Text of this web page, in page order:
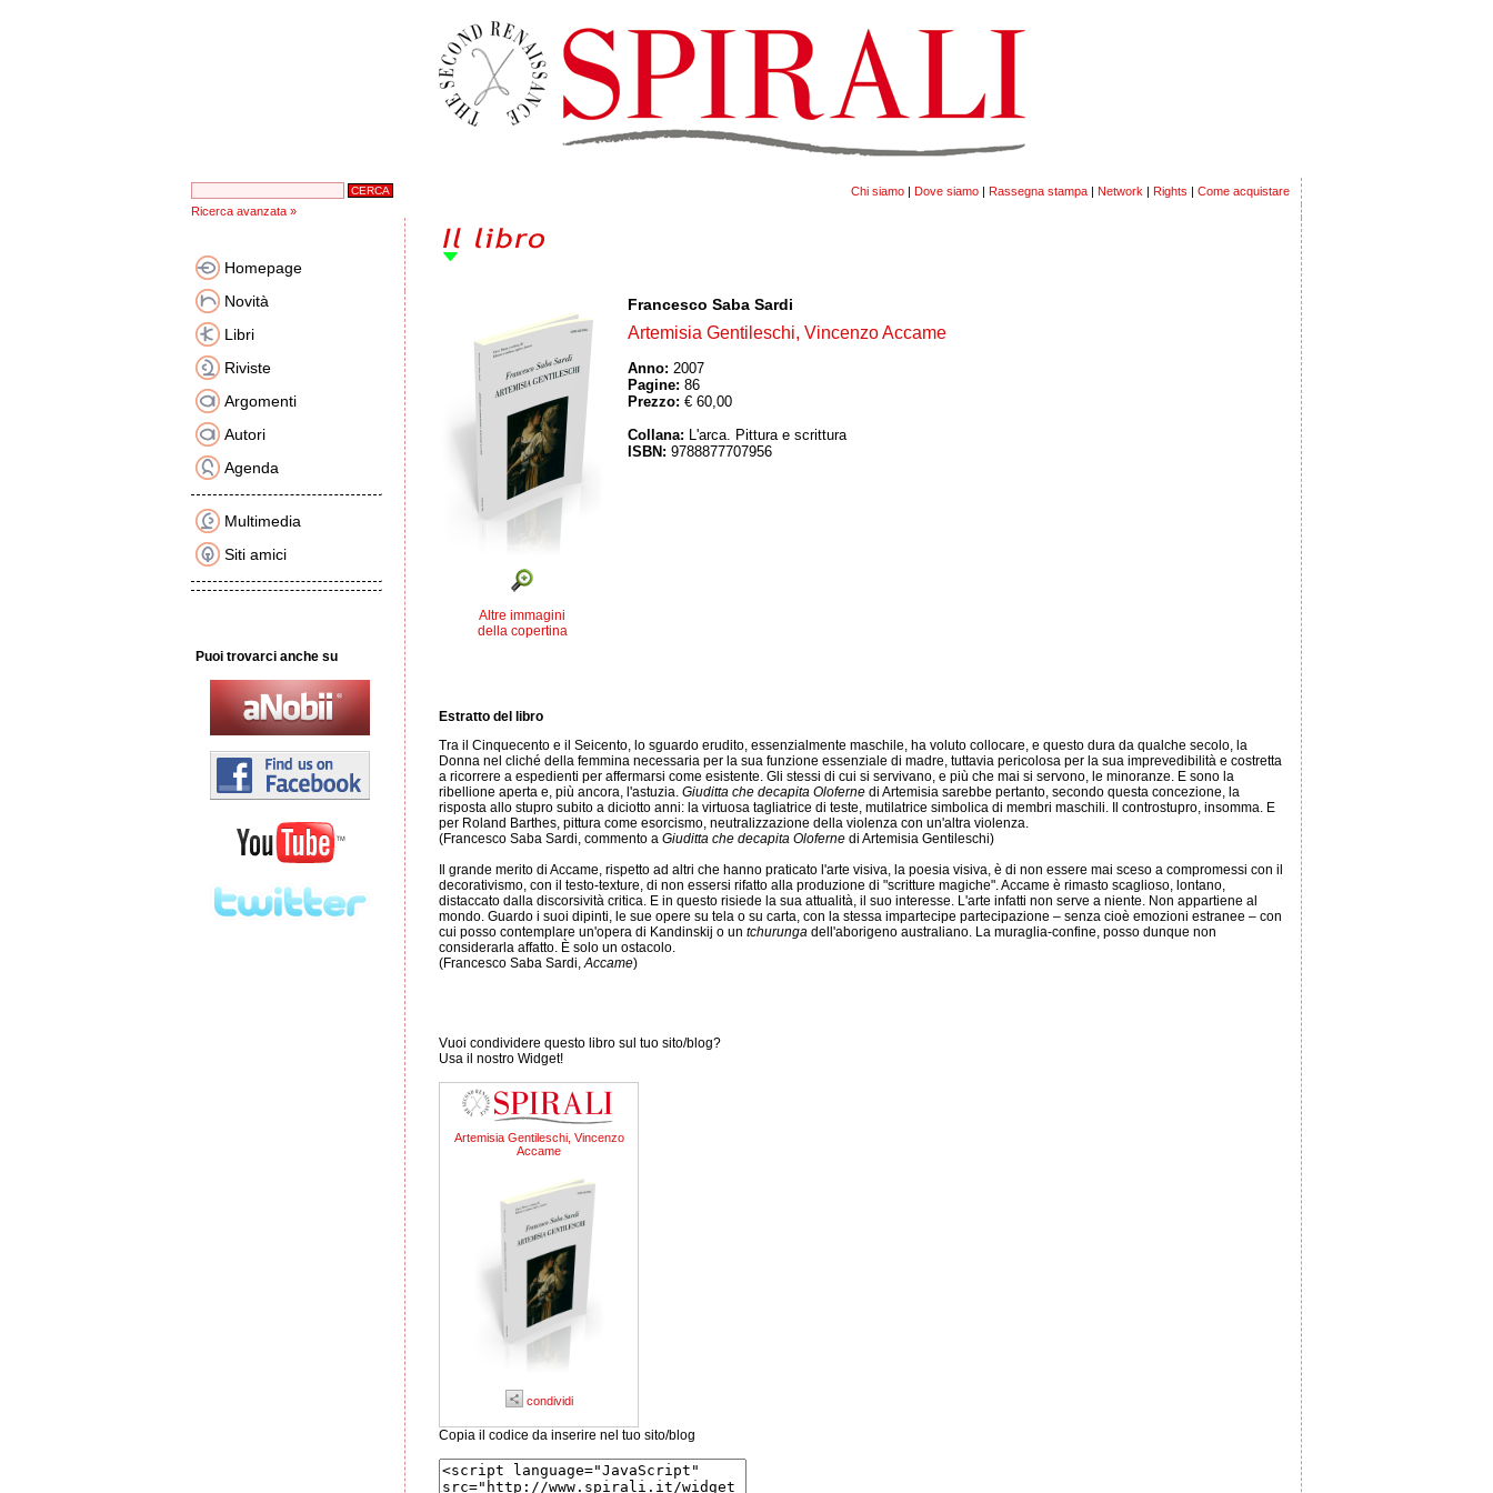
Chi siamo | Dove siamo | Rassegna stampa | Network | Rights | Come acquistare
Ricerca avanzata »
Homepage
Novità
Libri
Riviste
Argomenti
Autori
Agenda
Multimedia
Siti amici
Puoi trovarci anche su
Altre immagini
della copertina
Francesco Saba Sardi
Artemisia Gentileschi, Vincenzo Accame
Anno: 2007
Pagine: 86
Prezzo: € 60,00
Collana: L'arca. Pittura e scrittura
ISBN: 9788877707956
Estratto del libro
Tra il Cinquecento e il Seicento, lo sguardo erudito, essenzialmente maschile, ha voluto collocare, e questo dura da qualche secolo, la
Donna nel cliché della femmina necessaria per la sua funzione essenziale di madre, tuttavia pericolosa per la sua imprevedibilità e costretta
a ricorrere a espedienti per affermarsi come esistente. Gli stessi di cui si servivano, e più che mai si servono, le minoranze. E sono la
ribellione aperta e, più ancora, l'astuzia. Giuditta che decapita Oloferne di Artemisia sarebbe pertanto, secondo questa concezione, la
risposta allo stupro subito a diciotto anni: la virtuosa tagliatrice di teste, mutilatrice simbolica di membri maschili. Il controstupro, insomma. E
per Roland Barthes, pittura come esorcismo, neutralizzazione della violenza con un'altra violenza.
(Francesco Saba Sardi, commento a Giuditta che decapita Oloferne di Artemisia Gentileschi)
Il grande merito di Accame, rispetto ad altri che hanno praticato l'arte visiva, la poesia visiva, è di non essere mai sceso a compromessi con il
decorativismo, con il testo-texture, di non essersi rifatto alla produzione di "scritture magiche". Accame è rimasto scaglioso, lontano,
distaccato dalla discorsività critica. E in questo risiede la sua attualità, il suo interesse. L'arte infatti non serve a niente. Non appartiene al
mondo. Guardo i suoi dipinti, le sue opere su tela o su carta, con la stessa impartecipe partecipazione – senza cioè emozioni estranee – con
cui posso contemplare un'opera di Kandinskij o un tchurunga dell'aborigeno australiano. La muraglia-confine, posso dunque non
considerarla affatto. È solo un ostacolo.
(Francesco Saba Sardi,Accame)
Vuoi condividere questo libro sul tuo sito/blog?
Usa il nostro Widget!
Artemisia Gentileschi, Vincenzo
Accame
condividi
Copia il codice da inserire nel tuo sito/blog